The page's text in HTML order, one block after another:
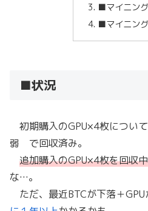
■マイニン
■マイニン
■状況
初期購入のGPU×4枚につい
弱 で回収済み。
追加購入のGPU×4枚を回収中
な…。
ただ、最近BTCが下落＋